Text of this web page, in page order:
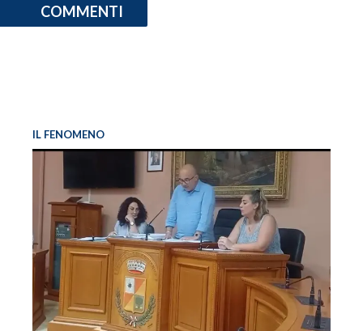
COMMENTI
IL FENOMENO